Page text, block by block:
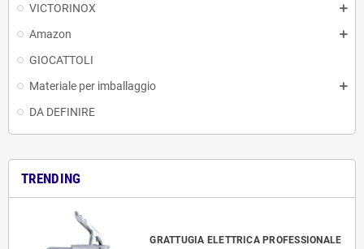
VICTORINOX
Amazon
GIOCATTOLI
Materiale per imballaggio
DA DEFINIRE
TRENDING
GRATTUGIA ELETTRICA PROFESSIONALE